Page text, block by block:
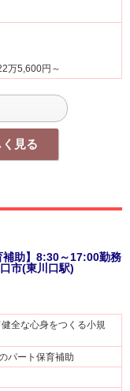
万5,600円～
見る
補助】8:30～17:00勤務
市(東川口駅)
全な心身をつくる小規
パート保育補助